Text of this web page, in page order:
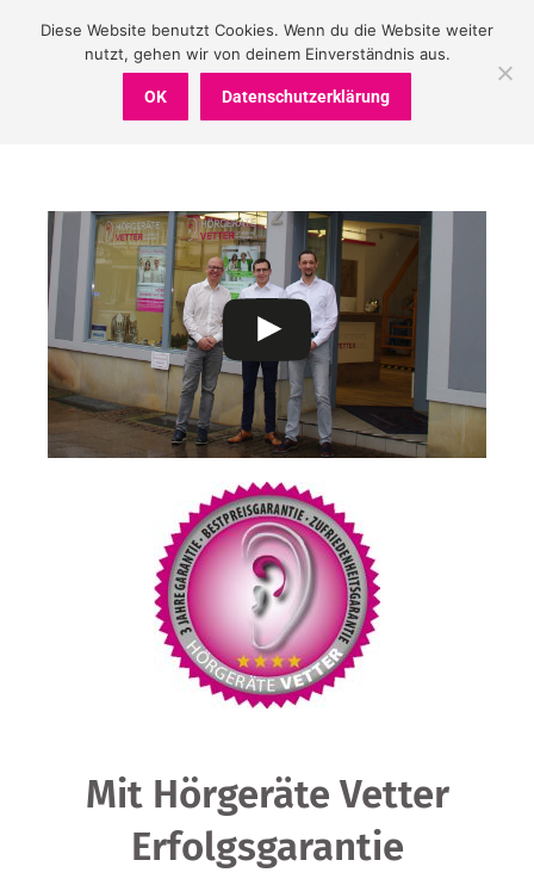
Mit Hörgeräte Vetter
Erfolgsgarantie
Diese Website benutzt Cookies. Wenn du die Website weiter
nutzt, gehen wir von deinem Einverständnis aus.
OK Datenschutzerklärung